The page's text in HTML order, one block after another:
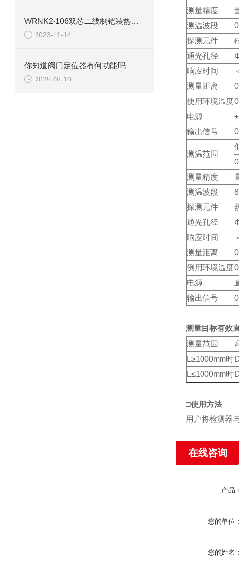
WRNK2-106双芯二线制铠装热电偶产品介绍
2023-11-14
你知道阀门定位器有何功能吗
2025-06-10
测量精度
测温波段
探测元件
通光孔径
响应时间
测量距离
使用环境温度
电源
输出信号
测温范围
测量精度
测温波段
探测元件
通光孔径
响应时间
测量距离
例用环境温度
电源
输出信号
测量目标有效
测量范围
L≥1000mm时
L≤1000mm时
□使用方法
用户将检测器
在线咨询
产品：
您的单位：
您的姓名：